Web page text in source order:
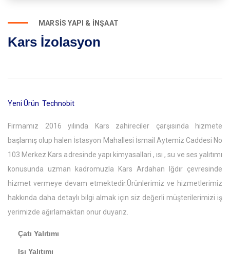
MARSIS YAPI & İNŞAAT
Kars İzolasyon
Yeni Ürün Technobit
Firmamız 2016 yılında Kars zahireciler çarşısında hizmete
başlamış olup halen İstasyon Mahallesi İsmail Aytemiz Caddesi No
103 Merkez Kars adresinde yapı kimyasallari , ısı , su ve ses yalıtımı
konusunda uzman kadromuzla Kars Ardahan Iğdır çevresinde
hizmet vermeye devam etmektedir.Ürünlerimiz ve hizmetlerimiz
hakkında daha detaylı bilgi almak için siz değerli müşterilerimizi iş
yerimizde ağırlamaktan onur duyarız.
Çatı Yalıtımı
Isı Yalıtımı